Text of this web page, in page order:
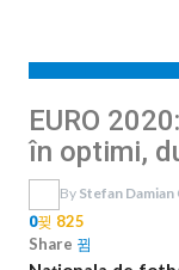
EURO
în optimi,
By Stefan Damian
0
825
Share